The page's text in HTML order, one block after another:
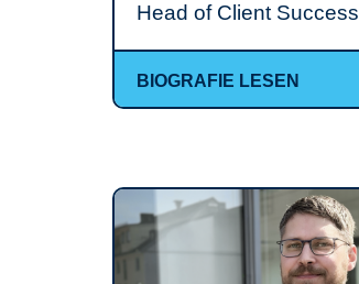
Head of Client Success
BIOGRAFIE LESEN